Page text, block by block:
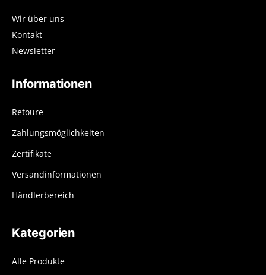
Wir über uns
Kontakt
Newsletter
Informationen
Retoure
Zahlungsmöglichkeiten
Zertifikate
Versandinformationen
Händlerbereich
Kategorien
Alle Produkte